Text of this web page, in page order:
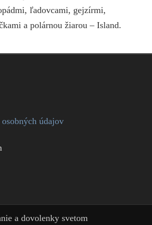
ľadovcami, gejzírmi,
a polárnou žiarou – Island.
údajov
a dovolenky svetom